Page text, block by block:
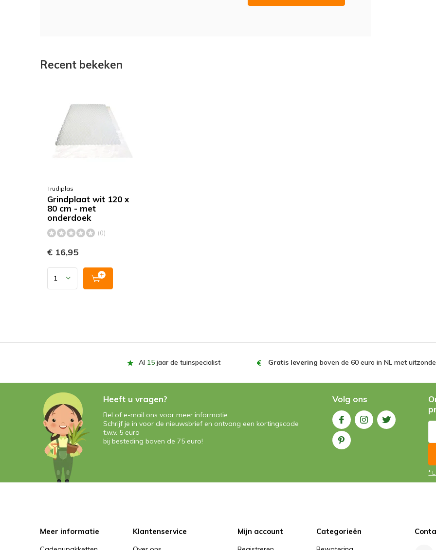
Recent bekeken
Trudiplas
Grindplaat wit 120 x
80 cm - met
onderdoek
(0)
€ 16,95
Al 15 jaar de tuinspecialist Gratis levering boven de 60 euro in NL met
Heeft u vragen?
Bel of e-mail ons voor meer informatie.
Schrijf je in voor de nieuwsbrief en ontvang een kortingscode
t.w.v. 5 euro
bij besteding boven de 75 euro!
Volg ons
*
Meer informatie Klantenservice Mijn account Categorieën